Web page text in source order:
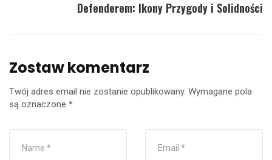
Defenderem: Ikony Przygody i Solidności
Zostaw komentarz
Twój adres email nie zostanie opublikowany. Wymagane pola
są oznaczone *